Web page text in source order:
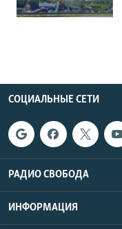
СОЦИАЛЬНЫЕ СЕТИ
РАДИО СВОБОДА
ИНФОРМАЦИЯ